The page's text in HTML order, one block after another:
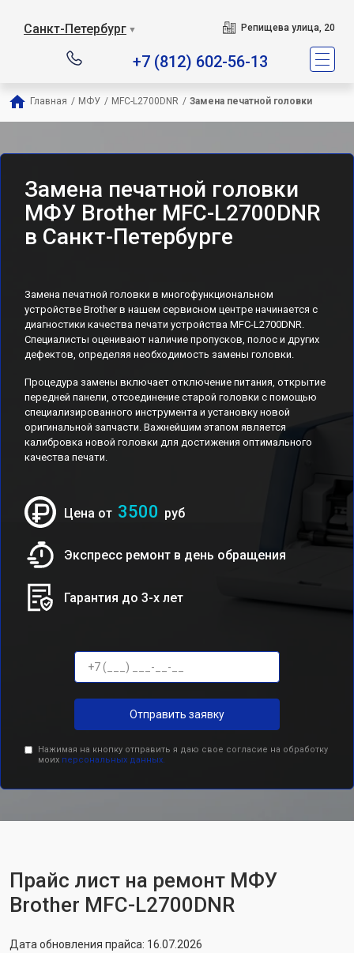
Санкт-Петербург ▼ Репищева улица, 20
+7 (812) 602-56-13
Главная / МФУ / MFC-L2700DNR / Замена печатной головки
Замена печатной головки
МФУ Brother MFC-L2700DNR
в Санкт-Петербурге
Замена печатной головки в многофункциональном
устройстве Brother в нашем сервисном центре начинается с
диагностики качества печати устройства MFC-L2700DNR.
Специалисты оценивают наличие пропусков, полос и других
дефектов, определяя необходимость замены головки.
Процедура замены включает отключение питания, открытие
передней панели, отсоединение старой головки с помощью
специализированного инструмента и установку новой
оригинальной запчасти. Важнейшим этапом является
калибровка новой головки для достижения оптимального
качества печати.
Цена от 3500 руб
Экспресс ремонт в день обращения
Гарантия до 3-х лет
Отправить заявку
Нажимая на кнопку отправить я даю свое согласие на обработку
моих персональных данных.
Прайс лист на ремонт МФУ
Brother MFC-L2700DNR
Дата обновления прайса: 16.07.2026